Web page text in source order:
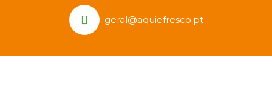
geral@aquiefresco.pt